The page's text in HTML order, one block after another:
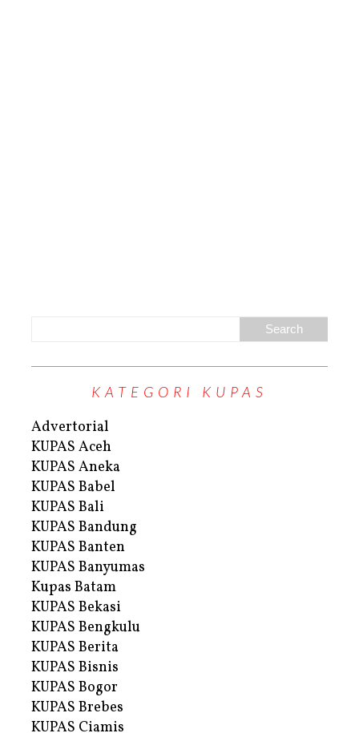
KATEGORI KUPAS
Advertorial
KUPAS Aceh
KUPAS Aneka
KUPAS Babel
KUPAS Bali
KUPAS Bandung
KUPAS Banten
KUPAS Banyumas
Kupas Batam
KUPAS Bekasi
KUPAS Bengkulu
KUPAS Berita
KUPAS Bisnis
KUPAS Bogor
KUPAS Brebes
KUPAS Ciamis